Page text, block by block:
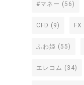
#マネー (56)
CFD (9) FX
ふわ姫 (55)
エレコム (34)